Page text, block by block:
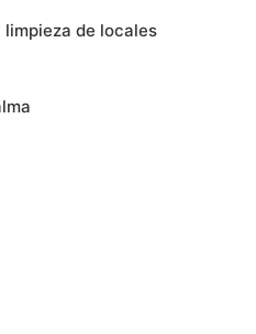
de locales